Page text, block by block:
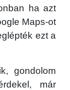
ha azt
Maps-ot
ezt a
gondolom
már